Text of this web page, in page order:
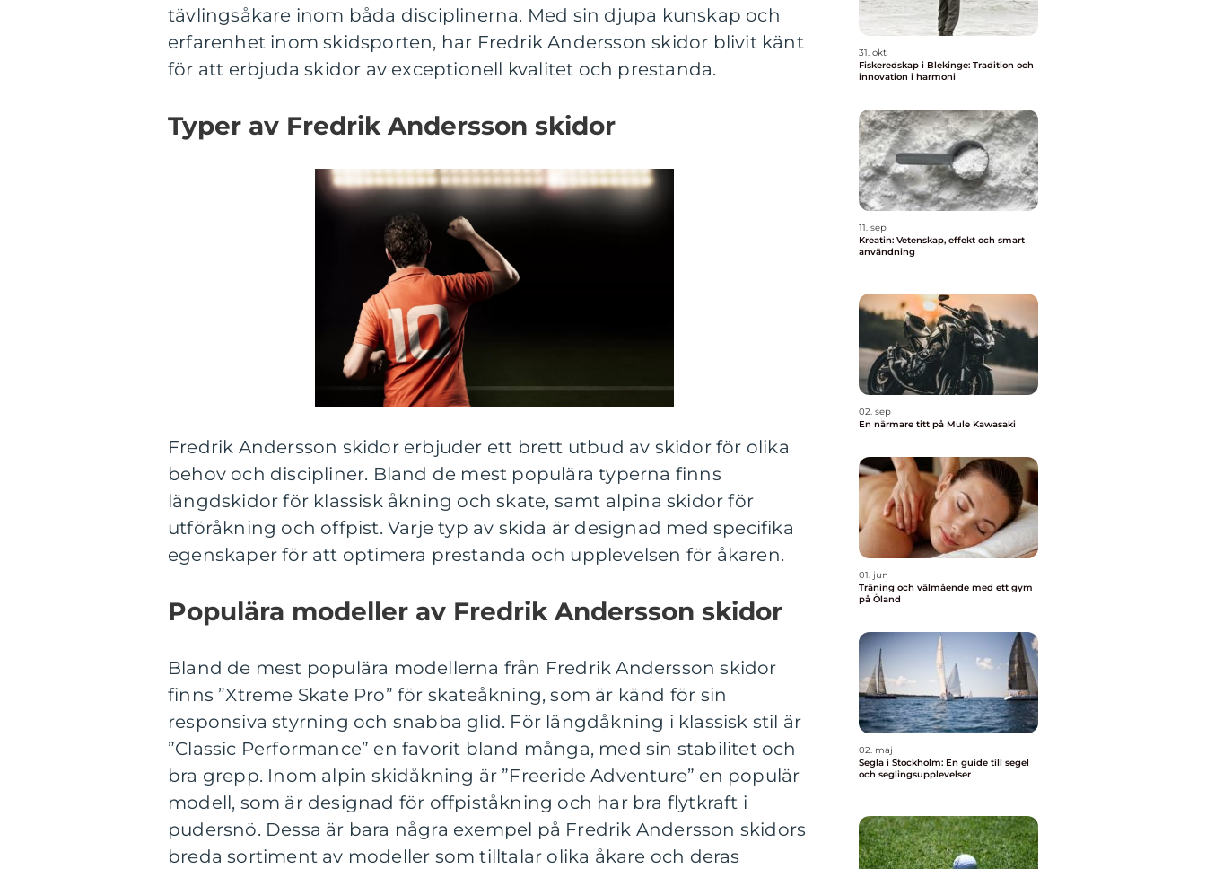
tävlingsåkare inom båda disciplinerna. Med sin djupa kunskap och
erfarenhet inom skidsporten, har Fredrik Andersson skidor blivit känt
för att erbjuda skidor av exceptionell kvalitet och prestanda.
Typer av Fredrik Andersson skidor
Fredrik Andersson skidor erbjuder ett brett utbud av skidor för olika
behov och discipliner. Bland de mest populära typerna finns
längdskidor för klassisk åkning och skate, samt alpina skidor för
utföråkning och offpist. Varje typ av skida är designad med specifika
egenskaper för att optimera prestanda och upplevelsen för åkaren.
Populära modeller av Fredrik Andersson skidor
Bland de mest populära modellerna från Fredrik Andersson skidor
finns ”Xtreme Skate Pro” för skateåkning, som är känd för sin
responsiva styrning och snabba glid. För längdåkning i klassisk stil är
”Classic Performance” en favorit bland många, med sin stabilitet och
bra grepp. Inom alpin skidåkning är ”Freeride Adventure” en populär
modell, som är designad för offpiståkning och har bra flytkraft i
pudersnö. Dessa är bara några exempel på Fredrik Andersson skidors
breda sortiment av modeller som tilltalar olika åkare och deras
31. okt
Fiskeredskap i Blekinge: Tradition och
innovation i harmoni
11. sep
Kreatin: Vetenskap, effekt och smart
användning
02. sep
En närmare titt på Mule Kawasaki
01. jun
Träning och välmående med ett gym
på Öland
02. maj
Segla i Stockholm: En guide till segel
och seglingsupplevelser